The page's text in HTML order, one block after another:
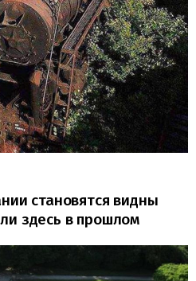
становятся видны
здесь в прошлом